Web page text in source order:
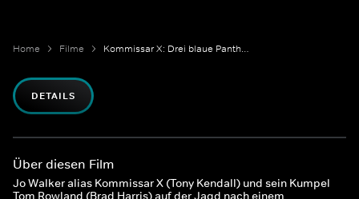
Home Filme Kommissar X: Drei blaue Panther
DETAILS
Über diesen Film
Jo Walker alias Kommissar X (Tony Kendall) und sein Kumpel
Tom Rowland (Brad Harris) auf der Jagd nach einem